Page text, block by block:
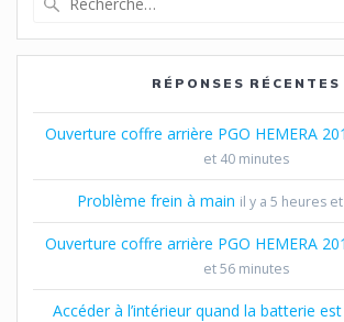
:
RÉPONSES RÉCENTES
Ouverture coffre arrière PGO HEMERA
et 40 minutes
Problème frein à main il y a 5 heures
Ouverture coffre arrière PGO HEMERA
et 56 minutes
Accéder à l’intérieur quand la batterie